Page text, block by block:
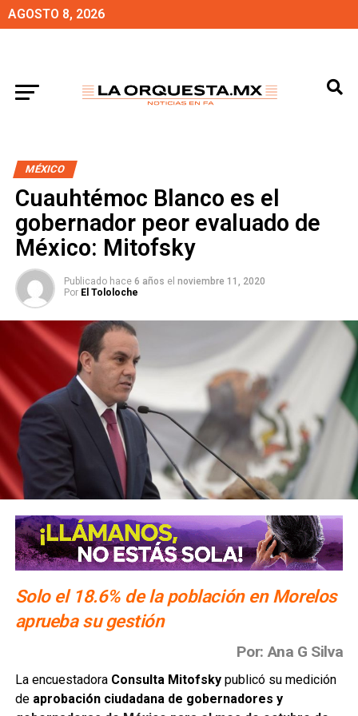
AGOSTO 8, 2026
MÉXICO
Cuauhtémoc Blanco es el
gobernador peor evaluado de
México: Mitofsky
Publicado hace 6 años el noviembre 11, 2020
Por El Tololoche
Solo el 18.6% de la población en Morelos
aprueba su gestión
Por: Ana G Silva
La encuestadoraConsulta Mitofskypublicó su medición
de aprobación ciudadana de gobernadores y